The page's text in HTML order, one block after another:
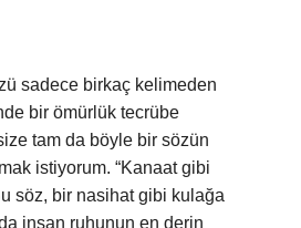
sadece birkaç kelimeden
bir ömürlük tecrübe
tam da böyle bir sözün
istiyorum. “Kanaat gibi
söz, bir nasihat gibi kulağa
insan ruhunun en derin